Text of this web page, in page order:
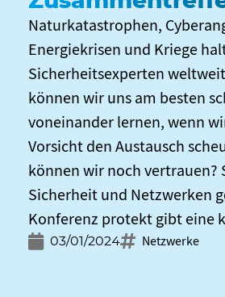
Naturkatastrophen,
Energiekrisen und Kriege
Sicherheitsexperten
können wir uns am besten
voneinander lernen, wenn
Vorsicht den Austausch
können wir noch vertrauen?
Sicherheit und Netzwerken
Konferenz protekt gibt eine
03/01/2024 Netzwerke